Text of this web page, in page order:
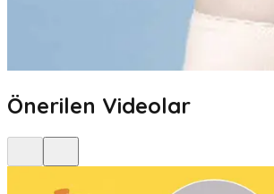
Önerilen Videolar